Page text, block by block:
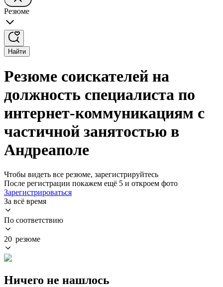
Резюме
Найти
Резюме соискателей на
должность специалиста по
интернет-коммуникациям с
частичной занятостью в
Андреаполе
Чтобы видеть все резюме, зарегистрируйтесь
После регистрации покажем ещё 5 и откроем фото
Зарегистрироваться
За всё время
По соответствию
20 резюме
Ничего не нашлось